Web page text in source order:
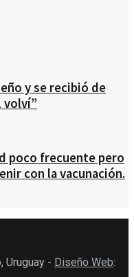
y se recibió de
volví”
poco frecuente pero
con la vacunación.
Uruguay - Diseño Web: